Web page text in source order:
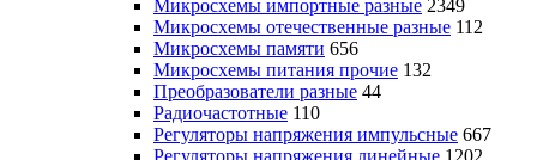
Микросхемы импортные разные 2349
Микросхемы отечественные разные 112
Микросхемы памяти 656
Микросхемы питания прочие 132
Преобразователи разные 44
Радиочастотные 110
Регуляторы напряжения импульсные 667
Регуляторы напряжения линейные 1202